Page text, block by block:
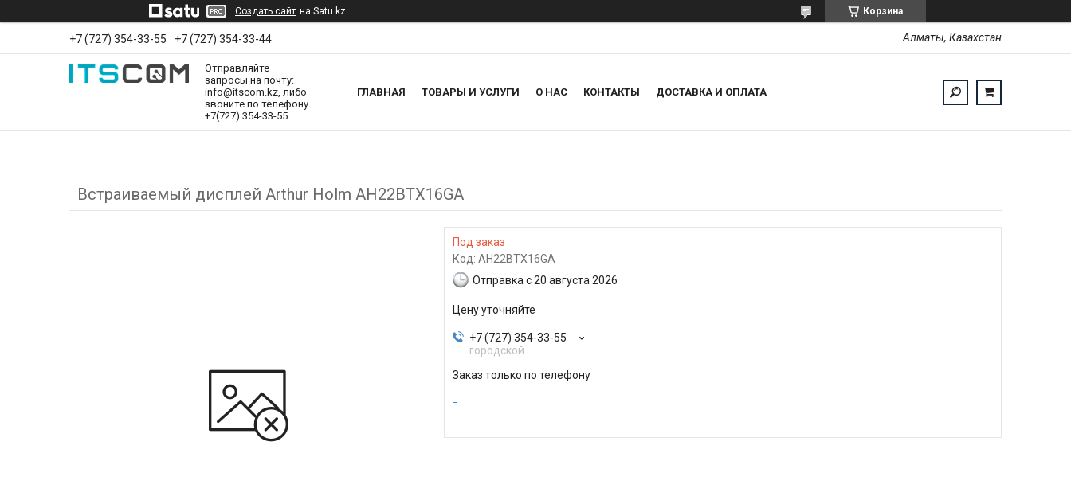
Создать сайт на Satu.kz Корзина
+7 (727) 354-33-55 +7 (727) 354-33-44 Алматы, Казахстан
Отправляйте
запросы на почту:
info@itscom.kz, либо
звоните по телефону
+7(727) 354-33-55
ГЛАВНАЯ ТОВАРЫ И УСЛУГИ О НАС КОНТАКТЫ ДОСТАВКА И ОПЛАТА
Встраиваемый дисплей Arthur Holm AH22BTX16GA
Под заказ
Код: AH22BTX16GA
Отправка с 20 августа 2026
Цену уточняйте
+7 (727) 354-33-55
городской
Заказ только по телефону